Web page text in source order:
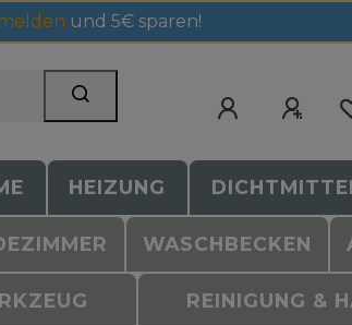
und 5€ sparen!
HEIZUNG
WASCHBECKEN
REINIGUNG &